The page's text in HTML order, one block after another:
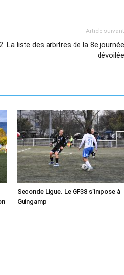
Article suivant
La liste des arbitres de la 8e journée
dévoilée
Seconde Ligue. Le GF38 s’impose à
Guingamp